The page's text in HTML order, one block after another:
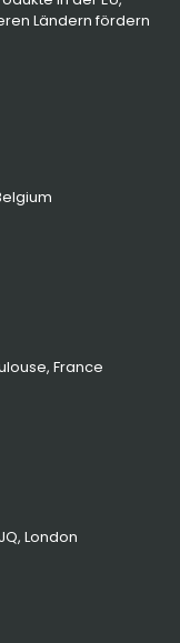
Ländern fördern
France
London